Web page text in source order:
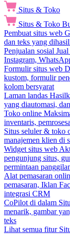
Situs & Toko
Situs & Toko
Pembuat situs web
dan teks yang
Penjualan sosial
Instagram,
Formulir situs web
kustom, formulir
kolom bersyarat
Laman landas
yang diautomasi,
Toko online
inventaris,
Situs seluler & toko
manajemen klien di
Widget situs web
pengunjung situs,
permintaan
Alat pemasaran
pemasaran, Iklan
integrasi CRM
CoPilot di dalam
menarik, gambar
teks
Lihat semua fitur